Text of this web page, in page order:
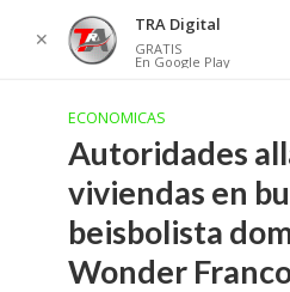
ECONOMICAS
Autoridades
viviendas en
beisbolista
Wonder
✕
TRA Digital
GRATIS
En Google Play